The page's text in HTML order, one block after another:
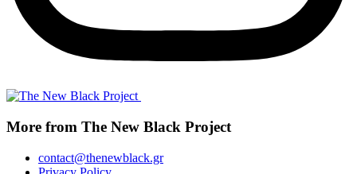
More from The New Black Project
contact@thenewblack.gr